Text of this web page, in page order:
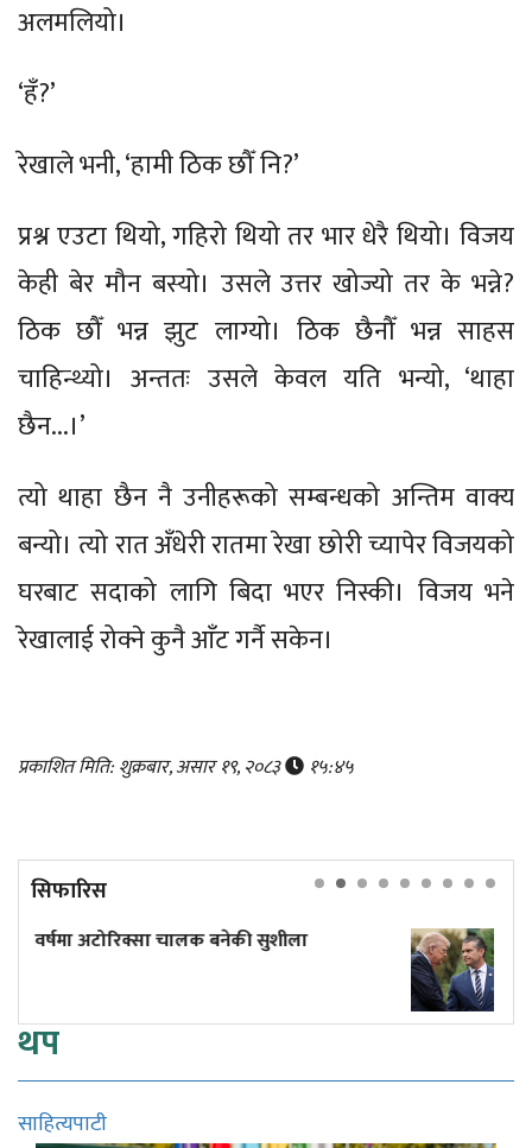
अलमलियो।
‘हँ?’
रेखाले भनी, ‘हामी ठिक छौँ नि?’
प्रश्न एउटा थियो, गहिरो थियो तर भार धेरै थियो। विजय
केही बेर मौन बस्यो। उसले उत्तर खोज्यो तर के भन्ने?
ठिक छौँ भन्न झुट लाग्यो। ठिक छैनौँ भन्न साहस
चाहिन्थ्यो। अन्ततः उसले केवल यति भन्यो, ‘थाहा
छैन...।’
त्यो थाहा छैन नै उनीहरूको सम्बन्धको अन्तिम वाक्य
बन्यो। त्यो रात अँधेरी रातमा रेखा छोरी च्यापेर विजयको
घरबाट सदाको लागि बिदा भएर निस्की। विजय भने
रेखालाई रोक्ने कुनै आँट गर्नै सकेन।
प्रकाशित मिति: शुक्रबार, असार १९, २०८३ १५:४५
सिफारिस
हतियार भण्डार रित्तिन थालेपछि
थप
साहित्यपाटी